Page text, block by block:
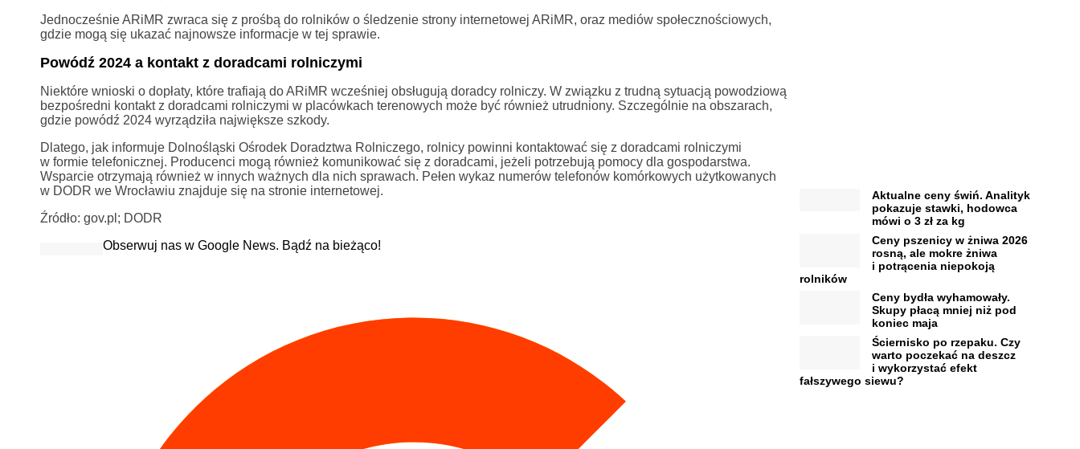
Jednocześnie ARiMR zwraca się z prośbą do rolników o śledzenie strony internetowej ARiMR, oraz mediów społecznościowych,
gdzie mogą się ukazać najnowsze informacje w tej sprawie.
Powódź 2024 a kontakt z doradcami rolniczymi
Niektóre wnioski o dopłaty, które trafiają do ARiMR wcześniej obsługują doradcy rolniczy. W związku z trudną sytuacją powodziową
bezpośredni kontakt z doradcami rolniczymi w placówkach terenowych może być również utrudniony. Szczególnie na obszarach,
gdzie powódź 2024 wyrządziła największe szkody.
Dlatego, jak informuje Dolnośląski Ośrodek Doradztwa Rolniczego, rolnicy powinni kontaktować się z doradcami rolniczymi
w formie telefonicznej. Producenci mogą również komunikować się z doradcami, jeżeli potrzebują pomocy dla gospodarstwa.
Wsparcie otrzymają również w innych ważnych dla nich sprawach. Pełen wykaz numerów telefonów komórkowych użytkowanych
w DODR we Wrocławiu znajduje się na stronie internetowej.
Źródło: gov.pl; DODR
Obserwuj nas w Google News. Bądź na bieżąco!
Aktualne ceny świń. Analityk
pokazuje stawki, hodowca
mówi o 3 zł za kg
Ceny pszenicy w żniwa 2026
rosną, ale mokre żniwa
i potrącenia niepokoją
rolników
Ceny bydła wyhamowały.
Skupy płacą mniej niż pod
koniec maja
Ściernisko po rzepaku. Czy
warto poczekać na deszcz
i wykorzystać efekt
fałszywego siewu?